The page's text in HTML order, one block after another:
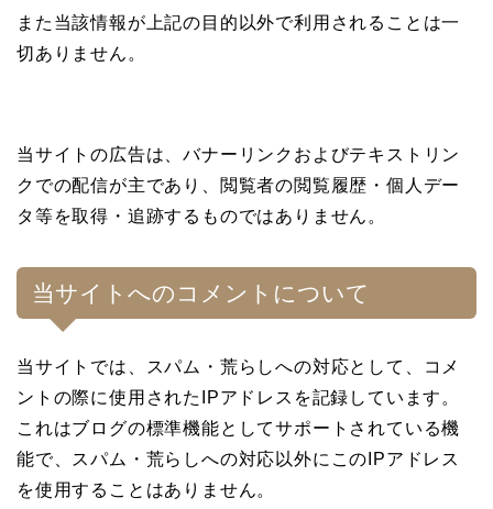
また当該情報が上記の目的以外で利用されることは一
切ありません。
当サイトの広告は、バナーリンクおよびテキストリン
クでの配信が主であり、閲覧者の閲覧履歴・個人デー
タ等を取得・追跡するものではありません。
当サイトへのコメントについて
当サイトでは、スパム・荒らしへの対応として、コメ
ントの際に使用されたIPアドレスを記録しています。
これはブログの標準機能としてサポートされている機
能で、スパム・荒らしへの対応以外にこのIPアドレス
を使用することはありません。